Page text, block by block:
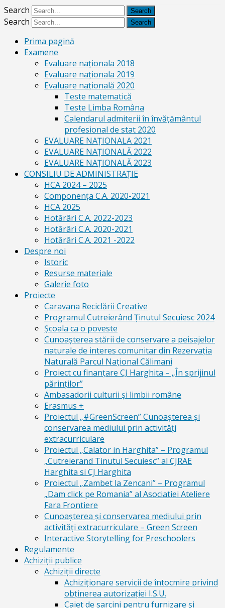
Search
Search
Prima pagină
Examene
Evaluare naționala 2018
Evaluare naționala 2019
Evaluare națională 2020
Teste matematică
Teste Limba Româna
Calendarul admiterii în învăţământul
profesional de stat 2020
EVALUARE NAȚIONALA 2021
EVALUARE NAŢIONALĂ 2022
EVALUARE NAŢIONALĂ 2023
CONSILIU DE ADMINISTRAȚIE
HCA 2024 – 2025
Componența C.A. 2020-2021
HCA 2025
Hotărâri C.A. 2022-2023
Hotărâri C.A. 2020-2021
Hotărâri C.A. 2021 -2022
Despre noi
Istoric
Resurse materiale
Galerie foto
Proiecte
Caravana Reciclării Creative
Programul Cutreierând Ținutul Secuiesc 2024
Școala ca o poveste
Cunoaşterea stării de conservare a peisajelor
naturale de interes comunitar din Rezervaţia
Naturală Parcul Naţional Călimani
Proiect cu finanţare CJ Harghita – „În sprijinul
părinţilor”
Ambasadorii culturii și limbii române
Erasmus +
Proiectul „#GreenScreen” Cunoașterea şi
conservarea mediului prin activităţi
extracurriculare
Proiectul „Calator in Harghita” – Programul
„Cutreierand Tinutul Secuiesc” al CJRAE
Harghita si CJ Harghita
Proiectul „Zambet la Zencani” – Programul
„Dam click pe Romania” al Asociatiei Ateliere
Fara Frontiere
Cunoașterea și conservarea mediului prin
activități extracurriculare – Green Screen
Interactive Storytelling for Preschoolers
Regulamente
Achiziții publice
Achiziții directe
Achiziționare servicii de întocmire privind
obținerea autorizației I.S.U.
Caiet de sarcini pentru furnizare și